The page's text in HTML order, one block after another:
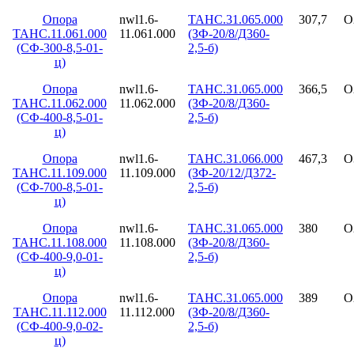
Опора
ТАНС.11.061.000
(СФ-300-8,5-01-
ц)
nwl1.6-
11.061.000
ТАНС.31.065.000
(ЗФ-20/8/Д360-
2,5-б)
307,7
Опора
ТАНС.11.062.000
(СФ-400-8,5-01-
ц)
nwl1.6-
11.062.000
ТАНС.31.065.000
(ЗФ-20/8/Д360-
2,5-б)
366,5
Опора
ТАНС.11.109.000
(СФ-700-8,5-01-
ц)
nwl1.6-
11.109.000
ТАНС.31.066.000
(ЗФ-20/12/Д372-
2,5-б)
467,3
Опора
ТАНС.11.108.000
(СФ-400-9,0-01-
ц)
nwl1.6-
11.108.000
ТАНС.31.065.000
(ЗФ-20/8/Д360-
2,5-б)
380
Опора
ТАНС.11.112.000
(СФ-400-9,0-02-
ц)
nwl1.6-
11.112.000
ТАНС.31.065.000
(ЗФ-20/8/Д360-
2,5-б)
389